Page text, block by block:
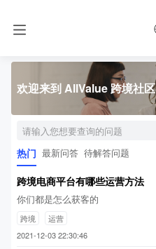
欢迎来到 AllValue 跨境社区
热门 最新问答 待解答问题
跨境电商平台有哪些运营方法
你们都是怎么获客的
跨境
运营
2021-12-03 22:30:46